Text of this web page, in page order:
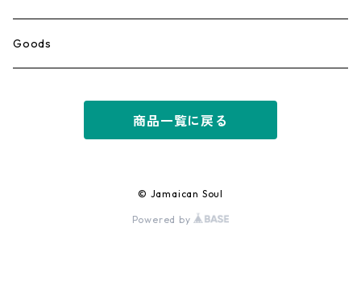
Ska
Goods
商品一覧に戻る
© Jamaican Soul
Powered by